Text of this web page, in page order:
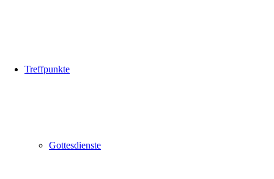
Treffpunkte
Gottesdienste